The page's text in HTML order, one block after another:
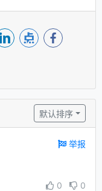
默认排序
举报
0 0